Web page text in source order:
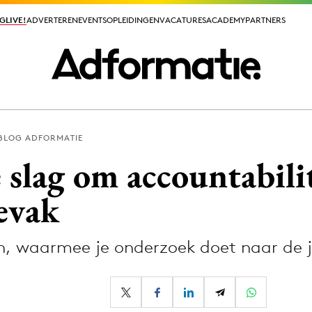
ADVERTERENEVENTSOPLEIDINGENVACATURESACADEMYPARTNERS
ADVERTERENEVENTSOPLEIDINGENVACATURESACADEMYPARTNERS
Media
ADFORMATIE
slag om
waarmee je onderzoek doet naar de